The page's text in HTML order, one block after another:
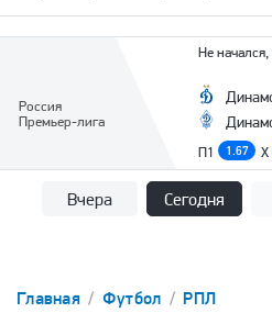
Россия
Премьер-лига
Не
П1 1.67 X
Вчера Сегодня
Главная Футбол РПЛ